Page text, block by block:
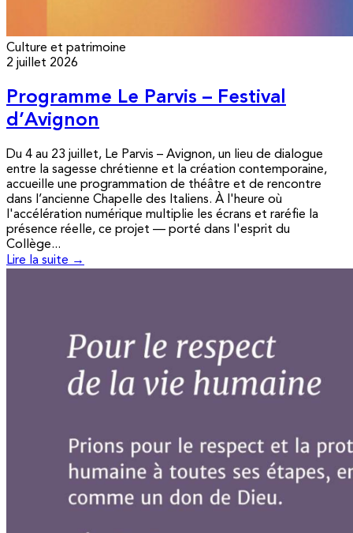
Culture et patrimoine
2 juillet 2026
Programme Le Parvis – Festival
d’Avignon
Du 4 au 23 juillet, Le Parvis – Avignon, un lieu de dialogue
entre la sagesse chrétienne et la création contemporaine,
accueille une programmation de théâtre et de rencontre
dans l’ancienne Chapelle des Italiens. À l'heure où
l'accélération numérique multiplie les écrans et raréfie la
présence réelle, ce projet — porté dans l'esprit du
Collège...
Lire la suite →